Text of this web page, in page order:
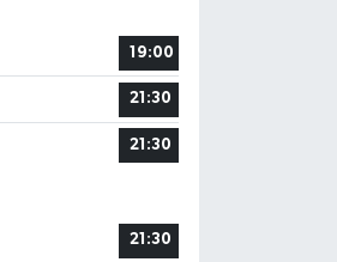
19:00
21:30
21:30
21:30